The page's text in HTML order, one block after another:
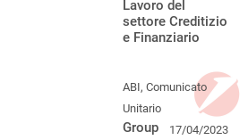
Lavoro del
settore Creditizio
e Finanziario
ABI, Comunicato
Unitario
17/04/2023
Group